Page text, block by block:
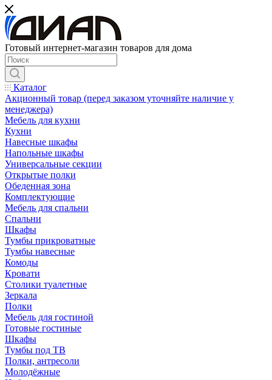
Готовый интернет-магазин товаров для дома
Каталог
Акционный товар (перед заказом уточняйте наличие у
менеджера)
Мебель для кухни
Кухни
Навесные шкафы
Напольные шкафы
Универсальные секции
Открытые полки
Обеденная зона
Комплектующие
Мебель для спальни
Спальни
Шкафы
Тумбы прикроватные
Тумбы навесные
Комоды
Кровати
Столики туалетные
Зеркала
Полки
Мебель для гостиной
Готовые гостиные
Шкафы
Тумбы под ТВ
Полки, антресоли
Молодёжные